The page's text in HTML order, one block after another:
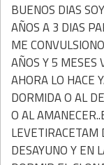
BUENOS DIAS
AÑOS A 3 DIAS
ME
AÑOS Y 5 MESES
AHORA LO HACE
DORMIDA O AL
O AL
DESAYUNO Y EN